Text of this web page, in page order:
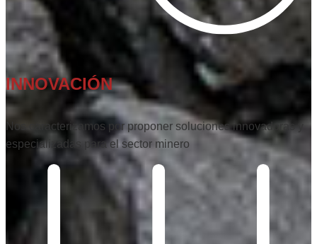
INNOVACIÓN
Nos caracterizamos por proponer soluciones innovadoras y
especializadas para el sector minero